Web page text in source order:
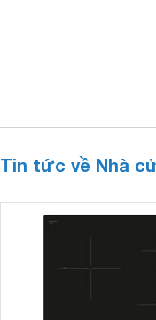
Tin tức về Nhà